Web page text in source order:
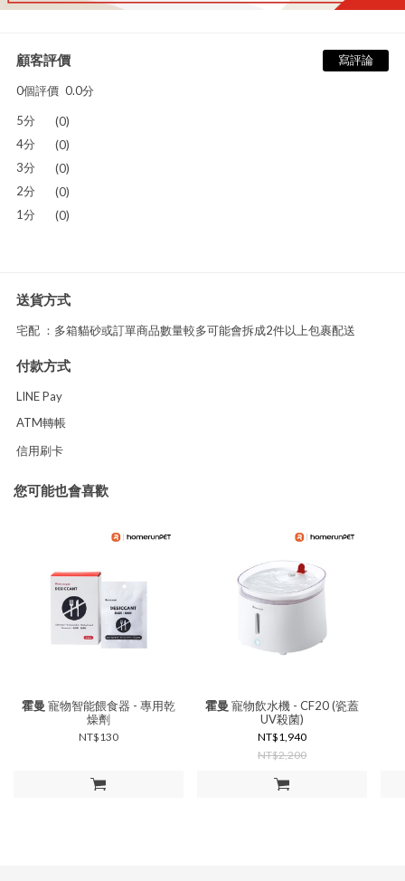
顧客評價
0個評價 0.0分
寫評論
5分
(0)
4分
(0)
3分
(0)
2分
(0)
1分
(0)
送貨方式
宅配 ：多箱貓砂或訂單商品數量較多可能會拆成2件以上包裹配送
付款方式
LINE Pay
ATM轉帳
信用刷卡
您可能也會喜歡
加入購物車
霍曼 寵物智能餵食器 - 專用乾
燥劑
NT$130
加入購物車
霍曼 寵物飲水機 - CF20 (瓷蓋
UV殺菌)
NT$1,940
NT$2,200